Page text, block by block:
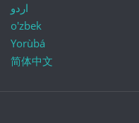
اردو
o'zbek
Yorùbá
简体中文